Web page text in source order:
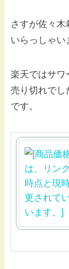
さすが佐々木
いらっしゃい
楽天ではサワ
売り切れでし
です。